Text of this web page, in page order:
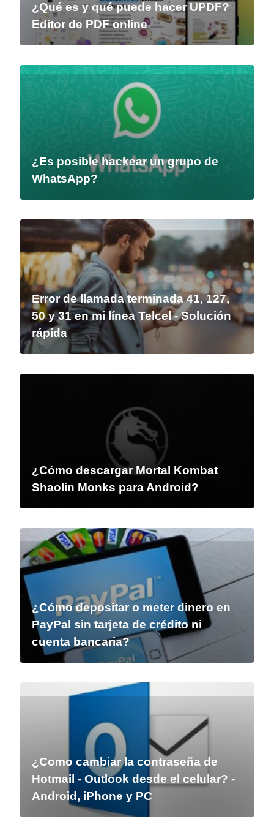
¿Qué es y qué puede hacer UPDF?
Editor de PDF online
¿Es posible hackear un grupo de
WhatsApp?
Error de llamada terminada 41, 127,
50 y 31 en mi línea Telcel - Solución
rápida
¿Cómo descargar Mortal Kombat
Shaolin Monks para Android?
¿Cómo depositar o meter dinero en
PayPal sin tarjeta de crédito ni
cuenta bancaria?
¿Como cambiar la contraseña de
Hotmail - Outlook desde el celular? -
Android, iPhone y PC